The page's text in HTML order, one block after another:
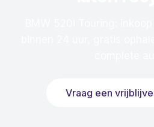
Vraag een